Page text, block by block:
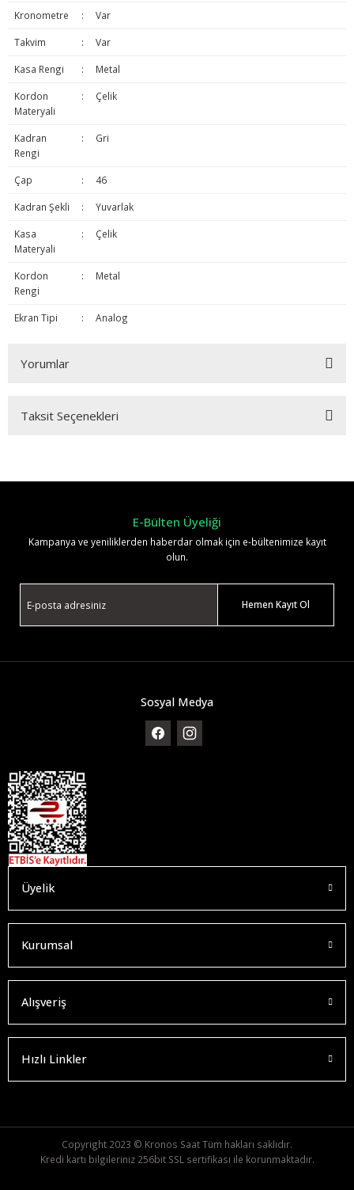
Kronometre : Var
Takvim : Var
Kasa Rengi : Metal
Kordon
Materyali
: Çelik
Kadran
Rengi
: Gri
Çap : 46
Kadran Şekli : Yuvarlak
Kasa
Materyali
: Çelik
Kordon
Rengi
: Metal
Ekran Tipi : Analog
Yorumlar
Taksit Seçenekleri
E-Bülten Üyeliği
Kampanya ve yeniliklerden haberdar olmak için e-bültenimize kayıt
olun.
Hemen Kayıt Ol
Sosyal Medya
Üyelik
Kurumsal
Alışveriş
Hızlı Linkler
Copyright 2023 © Kronos Saat Tüm hakları saklıdır.
Kredi kartı bilgileriniz 256bit SSL sertifikası ile korunmaktadır.